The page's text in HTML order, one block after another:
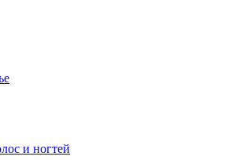
и ногтей